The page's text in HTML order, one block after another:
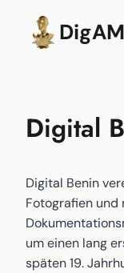
springen
Digital
Digital Benin
Fotografien und
um einen lang
späten 19.